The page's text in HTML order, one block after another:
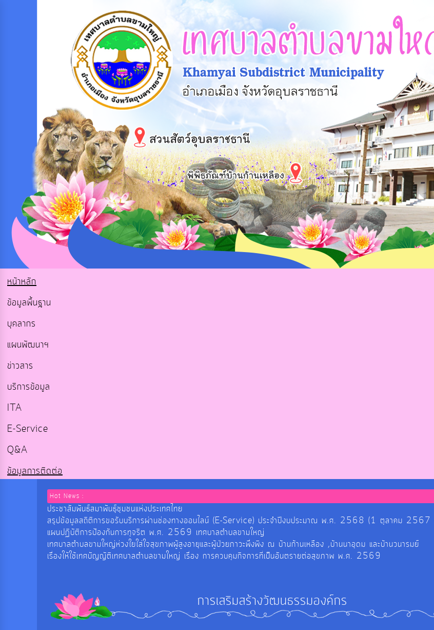
หน้าหลัก
ข้อมูลพื้นฐาน
บุคลากร
แผนพัฒนาฯ
ข่าวสาร
บริการข้อมูล
ITA
E-Service
Q&A
ข้อมูลการติดต่อ
Hot News :
ประชาสัมพันธ์สมาพันธุ์ชุมชนแห่งประเทศไทย
สรุปข้อมูลสถิติการขอรับบริการผ่านช่องทางออนไลน์ (E-Service) ประจำปีงบประมาณ พ.ศ. 2568 (1 ตุลาคม
แผนปฏิบัติการป้องกันการทุจริต พ.ศ. 2569 เทศบาลตำบลขามใหญ่
เทศบาลตำบลขามใหญ่ห่วงใยใส่ใจสุขภาพผู้สูงอายุและผู้ป่วยภาวะพึ่งพิง ณ บ้านก้านเหลือง ,บ้านนาอุดม และบ้านวนารมย์
เรื่องให้ใช้เทศบัญญัติเทศบาลตำบลขามใหญ่ เรื่อง การควบคุมกิจการที่เป็นอันตรายต่อสุขภาพ พ.ศ. 2569
การเสริมสร้างวัฒนธรรมองค์กร